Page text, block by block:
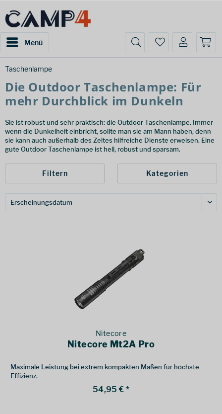
Menü
Taschenlampe
Die Outdoor Taschenlampe: Für
mehr Durchblick im Dunkeln
Sie ist robust und sehr praktisch: die Outdoor Taschenlampe. Immer
wenn die Dunkelheit einbricht, sollte man sie am Mann haben, denn
sie kann auch außerhalb des Zeltes hilfreiche Dienste erweisen. Eine
gute Outdoor Taschenlampe ist hell, robust und sparsam.
Filtern Kategorien
Nitecore
Nitecore Mt2A Pro
Maximale Leistung bei extrem kompakten Maßen für höchste
Effizienz.
54,95 € *